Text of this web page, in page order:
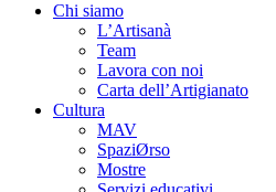
Chi siamo
L’Artisanà
Team
Lavora con noi
Carta dell’Artigianato
Cultura
MAV
SpaziØrso
Mostre